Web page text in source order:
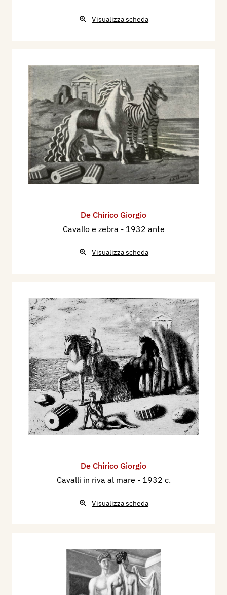
Visualizza scheda
De Chirico Giorgio
Cavallo e zebra - 1932 ante
Visualizza scheda
De Chirico Giorgio
Cavalli in riva al mare - 1932 c.
Visualizza scheda